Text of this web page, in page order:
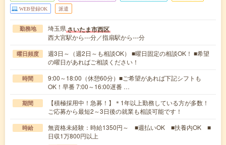
WEB登録OK 派遣
勤務地 埼玉県さいたま市西区
西大宮駅から---分／指扇駅から---分
曜日頻度
週3日～（週2日～も相談OK） ■曜日固定の相談OK！ ■希望
の曜日があればご相談ください！
時間
9:00～18:00（休憩60分）■ご希望があれば下記シフトも
OK！早番 7:00～16:00遅番 …
期間
【積極採用中！急募！】＊1年以上勤務している方が多数！
ご応募から最短2～3日後の就業も相談可能です！
時給
無資格未経験：時給1350円～ ■週払いOK ■扶養内OK ■
日収1万800円以上